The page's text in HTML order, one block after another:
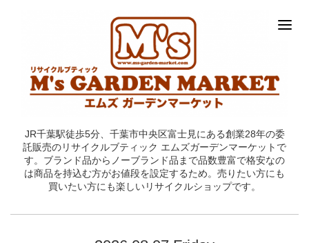
JR千葉駅徒歩5分、千葉市中央区富士見にある創業28年の委
託販売のリサイクルブティック エムズガーデンマーケットで
す。ブランド品からノーブランド品まで品数豊富で格安なの
は商品を持込む方がお値段を設定するため。売りたい方にも
買いたい方にも楽しいリサイクルショップです。